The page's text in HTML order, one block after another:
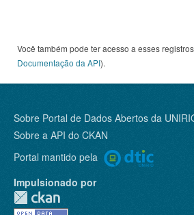
Você também pode ter acesso a esses
Documentação da API).
Sobre Portal de Dados Abertos da
Sobre a API do CKAN
Portal mantido pela
Impulsionado por